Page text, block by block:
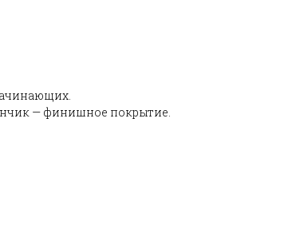
— финишное покрытие.